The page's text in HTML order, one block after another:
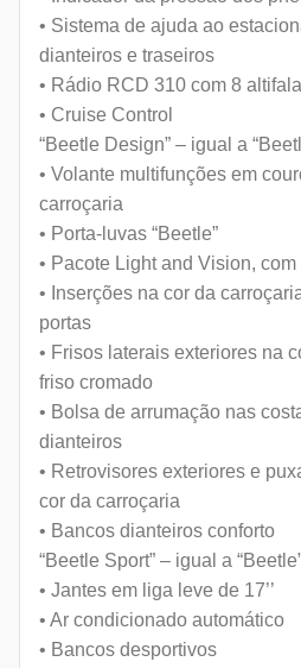
• Sistema de ajuda ao
dianteiros e traseiros
• Rádio RCD 310 com 8
• Cruise Control
“Beetle Design” – igual a
• Volante multifunções em
carroçaria
• Porta-luvas “Beetle”
• Pacote Light and Vision,
• Inserções na cor da
portas
• Frisos laterais exteriores na
friso cromado
• Bolsa de arrumação nas
dianteiros
• Retrovisores exteriores e
cor da carroçaria
• Bancos dianteiros conforto
“Beetle Sport” – igual a
• Jantes em liga leve de 17’’
• Ar condicionado automático
• Bancos desportivos